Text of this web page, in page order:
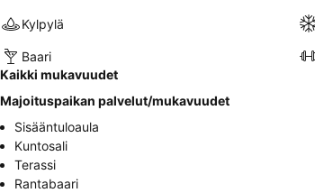
Kylpylä
Baari
Kaikki mukavuudet
Majoituspaikan palvelut/mukavuudet
Sisääntuloaula
Kuntosali
Terassi
Rantabaari